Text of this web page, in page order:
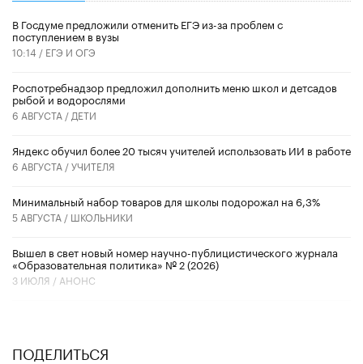
В Госдуме предложили отменить ЕГЭ из-за проблем с
поступлением в вузы
10:14 / ЕГЭ И ОГЭ
Роспотребнадзор предложил дополнить меню школ и детсадов
рыбой и водорослями
6 АВГУСТА / ДЕТИ
​Яндекс обучил более 20 тысяч учителей использовать ИИ в работе
6 АВГУСТА /УЧИТЕЛЯ
Минимальный набор товаров для школы подорожал на 6,3%
5 АВГУСТА / ШКОЛЬНИКИ
Вышел в свет новый номер научно-публицистического журнала
«Образовательная политика» № 2 (2026)
3 ИЮЛЯ / АНОНС
ПОДЕЛИТЬСЯ